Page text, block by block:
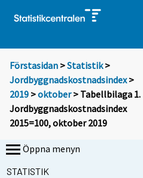
Förstasidan >Statistik >
Jordbyggnadskostnadsindex>
2019 >oktober> Tabellbilaga 1.
Jordbyggnadskostnadsindex
2015=100, oktober 2019
Öppna menyn
STATISTIK